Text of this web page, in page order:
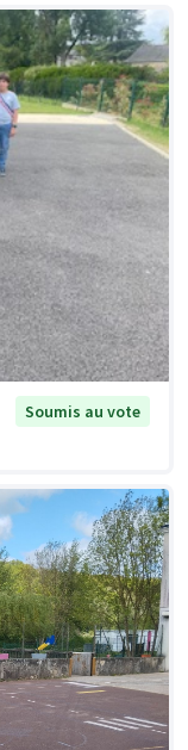
Soumis au vote